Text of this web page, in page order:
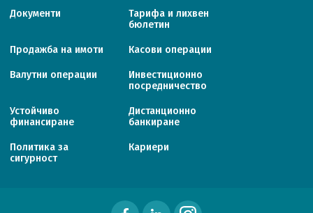
Документи
Тарифa и лихвен
бюлетин
Продажба на имоти Касови операции
Валутни операции
Инвестиционно
посредничество
Устойчиво
финансиране
Дистанционно
банкиране
Политика за
сигурност
Кариери